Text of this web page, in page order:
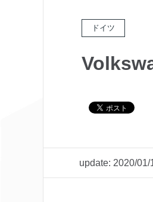
ドイツ
update: 2020/01/